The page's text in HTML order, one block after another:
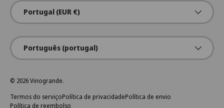
País/Região
Portugal (EUR €)
Idioma
Português (portugal)
© 2026Vinogrande.
Termos do serviçoPolítica de privacidadePolítica de envio
Política de reembolso